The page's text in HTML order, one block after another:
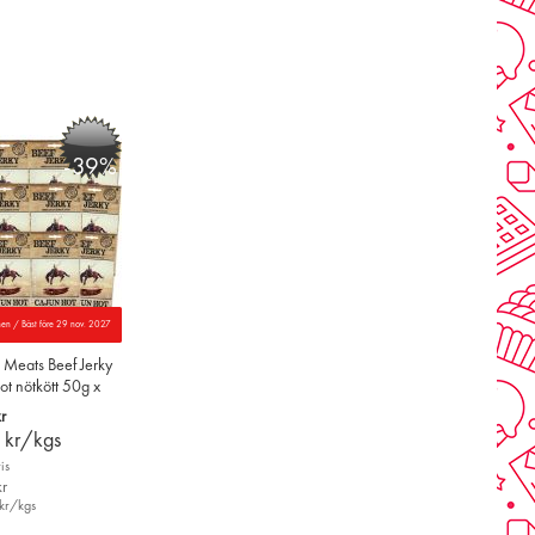
-39%
/ Bäst före 29 nov. 2027
Beef Jerky
nötkött 50g x
kr/kgs
kgs